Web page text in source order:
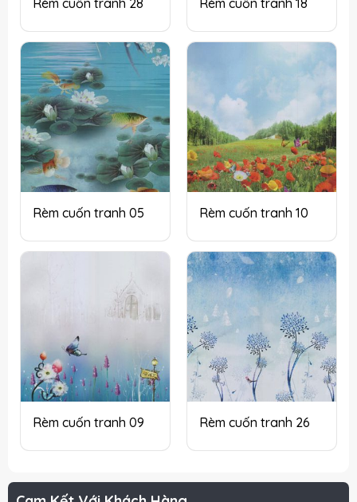
Rèm cuốn tranh 05 Rèm cuốn tranh 10
Rèm cuốn tranh 09 Rèm cuốn tranh 26